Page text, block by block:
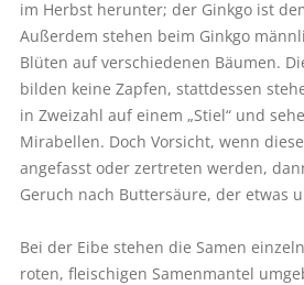
im Herbst herunter; der Ginkgo ist
Außerdem stehen beim Ginkgo
Blüten auf verschiedenen Bäumen.
bilden keine Zapfen, stattdessen
in Zweizahl auf einem „Stiel“ und
Mirabellen. Doch Vorsicht, wenn
angefasst oder zertreten werden,
Geruch nach Buttersäure, der etwas
Bei der Eibe stehen die Samen
roten, fleischigen Samenmantel